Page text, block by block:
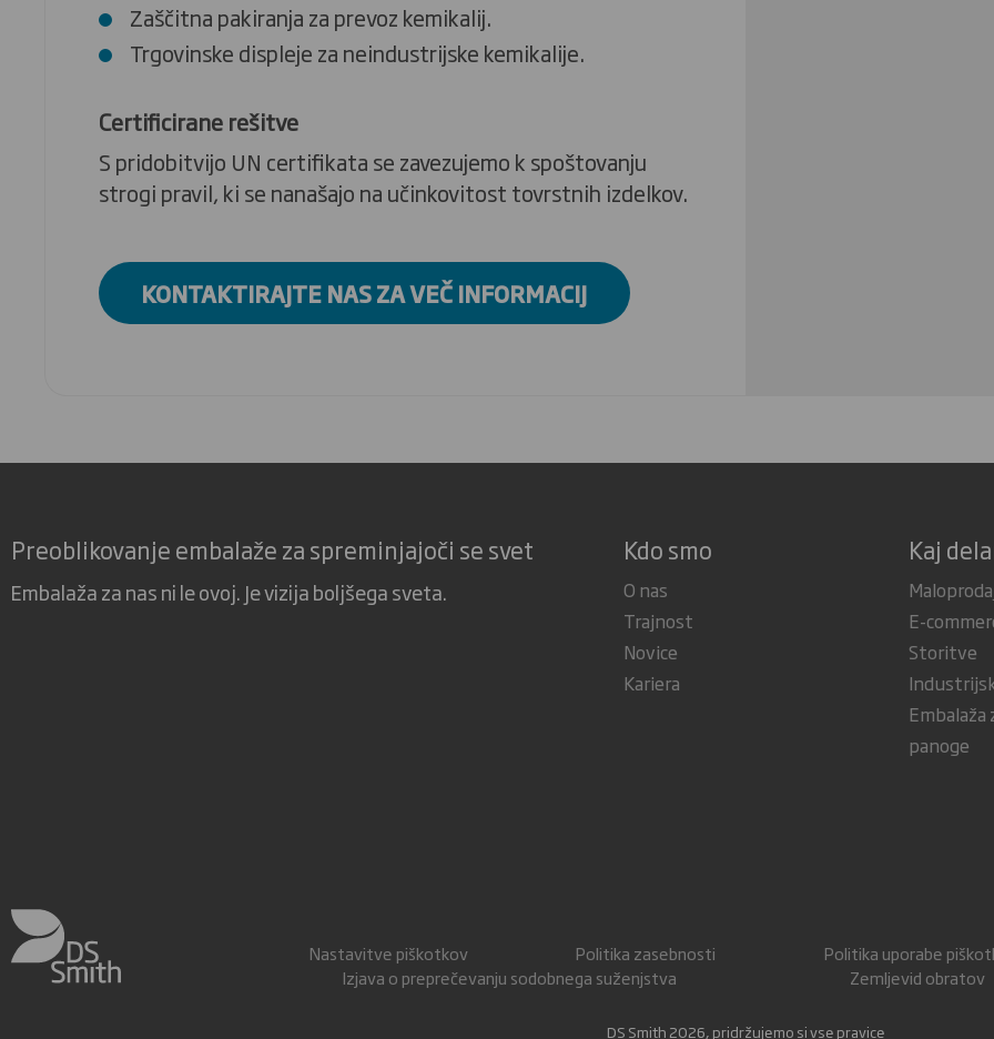
Zaščitna pakiranja za prevoz kemikalij.
Trgovinske displeje za neindustrijske kemikalije.
Certificirane rešitve
S pridobitvijo UN certifikata se zavezujemo k spoštovanju
strogi pravil, ki se nanašajo na učinkovitost tovrstnih izdelkov.
KONTAKTIRAJTE NAS ZA VEČ INFORMACIJ
Preoblikovanje embalaže za spreminjajoči se svet
Embalaža za nas ni le ovoj. Je vizija boljšega sveta.
Kdo smo
O nas
Trajnost
Novice
Kariera
Kaj
E-
Storitve
Embalaža
panoge
Nastavitve piškotkov Politika zasebnosti
Politika uporabe
Izjava o preprečevanju sodobnega suženjstva
Zemljevid obratov
DS Smith 2026, pridržujemo si vse pravice